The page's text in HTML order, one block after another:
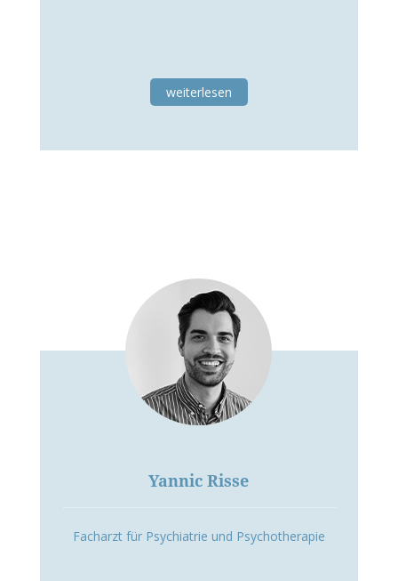
weiterlesen
Yannic Risse
Facharzt für Psychiatrie und Psychotherapie